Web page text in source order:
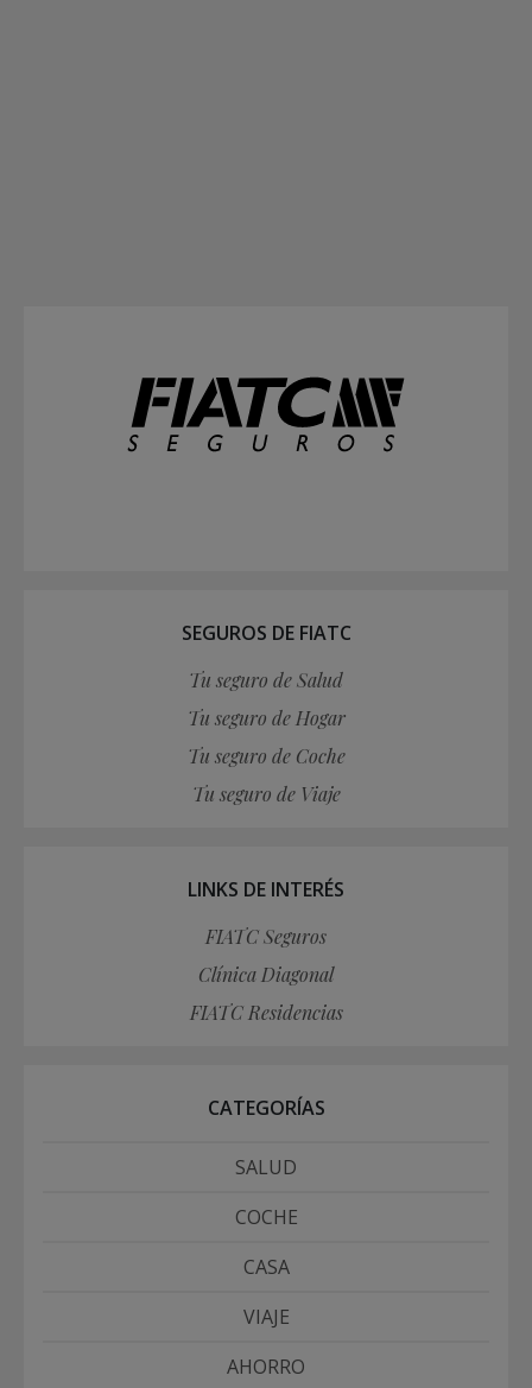
SEGUROS DE FIATC
Tu seguro de Salud
Tu seguro de Hogar
Tu seguro de Coche
Tu seguro de Viaje
LINKS DE INTERÉS
FIATC Seguros
Clínica Diagonal
FIATC Residencias
CATEGORÍAS
SALUD
COCHE
CASA
VIAJE
AHORRO